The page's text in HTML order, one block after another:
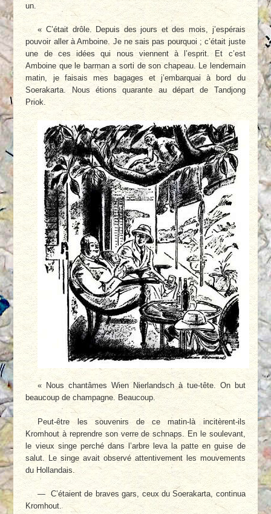
un.
« C’était drôle. Depuis des jours et des mois, j’espérais
pouvoir aller à Amboine. Je ne sais pas pourquoi ; c’était juste
une de ces idées qui nous viennent à l’esprit. Et c’est
Amboine que le barman a sorti de son chapeau. Le lendemain
matin, je faisais mes bagages et j’embarquai à bord du
Soerakarta. Nous étions quarante au départ de Tandjong
Priok.
« Nous chantâmes Wien Nierlandsch à tue-tête. On but
beaucoup de champagne. Beaucoup.
Peut-être les souvenirs de ce matin-là incitèrent-ils
Kromhout à reprendre son verre de schnaps. En le soulevant,
le vieux singe perché dans l’arbre leva la patte en guise de
salut. Le singe avait observé attentivement les mouvements
du Hollandais.
— C’étaient de braves gars, ceux du Soerakarta, continua
Kromhout.